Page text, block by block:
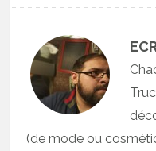
(de mode ou